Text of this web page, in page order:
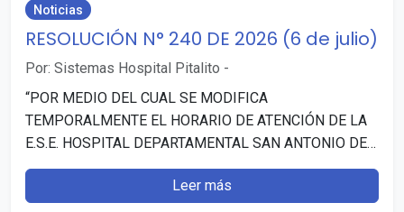
Noticias
RESOLUCIÓN N° 240 DE 2026 (6 de julio)
Por: Sistemas Hospital Pitalito -
“POR MEDIO DEL CUAL SE MODIFICA
TEMPORALMENTE EL HORARIO DE ATENCIÓN DE LA
E.S.E. HOSPITAL DEPARTAMENTAL SAN ANTONIO DE
PITALITO (HUILA)”. Publicado: 7 julio, 2026…
Leer más